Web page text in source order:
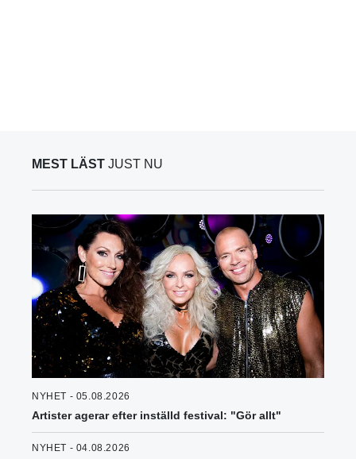
MEST LÄST JUST NU
NYHET - 05.08.2026
Artister agerar efter inställd festival: "Gör allt"
NYHET - 04.08.2026